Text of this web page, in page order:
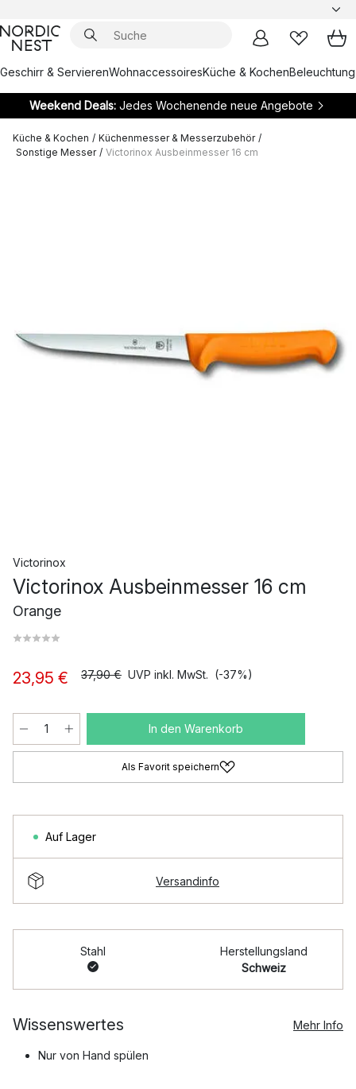
Geschirr & ServierenWohnaccessoiresKüche & KochenBeleuchtung
Weekend Deals:Jedes Wochenende neue Angebote
Küche & Kochen / Küchenmesser & Messerzubehör /
Sonstige Messer / Victorinox Ausbeinmesser 16 cm
Victorinox
Victorinox Ausbeinmesser 16 cm
Orange
23,95 € 37,90 € UVP inkl. MwSt. (-37%)
In den Warenkorb
Als Favorit speichern
Auf Lager
Versandinfo
Stahl
Herstellungsland
Schweiz
Wissenswertes Mehr Info
Nur von Hand spülen